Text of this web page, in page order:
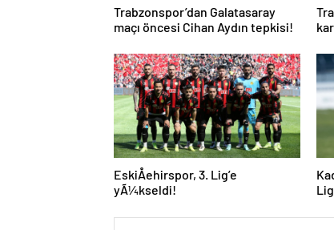
Trabzonspor’dan Galatasaray
maçı öncesi Cihan Aydın tepkisi!
EskiÅehirspor, 3. Lig’e
yÃ¼kseldi!